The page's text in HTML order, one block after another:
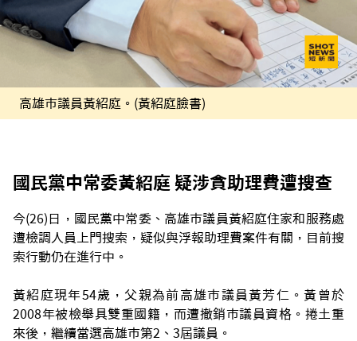
高雄市議員黃紹庭。(黃紹庭臉書)
國民黨中常委黃紹庭 疑涉貪助理費遭搜查
今(26)日，國民黨中常委、高雄市議員黃紹庭住家和服務處
遭檢調人員上門搜索，疑似與浮報助理費案件有關，目前搜
索行動仍在進行中。
黃紹庭現年54歲，父親為前高雄市議員黃芳仁。黃曾於
2008年被檢舉具雙重國籍，而遭撤銷市議員資格。捲土重
來後，繼續當選高雄市第2、3屆議員。